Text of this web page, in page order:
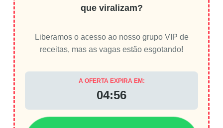
que viralizam?
Liberamos o acesso ao nosso grupo VIP de
receitas, mas as vagas estão esgotando!
A OFERTA EXPIRA EM:
04:56